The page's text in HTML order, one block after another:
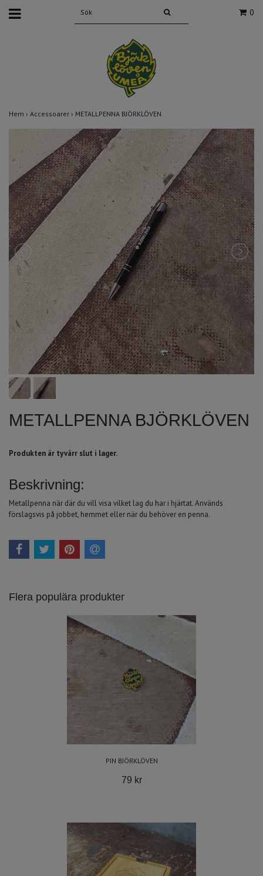
0
Hem › Accessoarer › METALLPENNA BJÖRKLÖVEN
METALLPENNA BJÖRKLÖVEN
Produkten är tyvärr slut i lager.
Beskrivning:
Metallpenna när där du vill visa vilket lag du har i hjärtat. Används
förslagsvis på jobbet, hemmet eller när du behöver en penna.
Flera populära produkter
PIN BJÖRKLÖVEN
79 kr